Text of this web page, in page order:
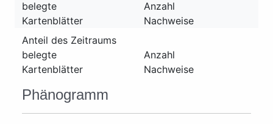
belegte
Kartenblätter
Anzahl
Nachweise
Anteil des Zeitraums
belegte
Kartenblätter
Anzahl
Nachweise
Phänogramm